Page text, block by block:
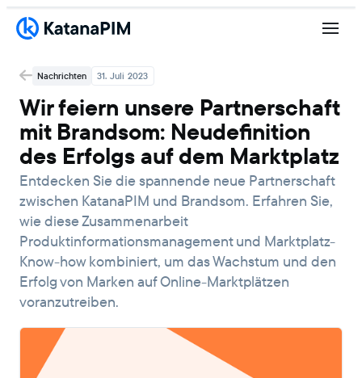
Nachrichten 31. Juli 2023
Wir feiern unsere Partnerschaft
mit Brandsom: Neudefinition
des Erfolgs auf dem Marktplatz
Entdecken Sie die spannende neue Partnerschaft
zwischen KatanaPIM und Brandsom. Erfahren Sie,
wie diese Zusammenarbeit
Produktinformationsmanagement und Marktplatz-
Know-how kombiniert, um das Wachstum und den
Erfolg von Marken auf Online-Marktplätzen
voranzutreiben.